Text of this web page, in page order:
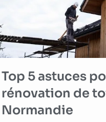
Top 5 astuces
rénovation de
Normandie